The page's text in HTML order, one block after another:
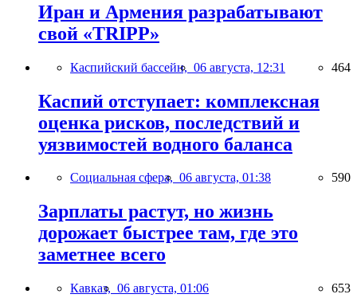
Иран и Армения разрабатывают
свой «TRIPP»
Каспийский бассейн, 06 августа, 12:31 464
Каспий отступает: комплексная
оценка рисков, последствий и
уязвимостей водного баланса
Социальная сфера, 06 августа, 01:38 590
Зарплаты растут, но жизнь
дорожает быстрее там, где это
заметнее всего
Кавказ, 06 августа, 01:06 653